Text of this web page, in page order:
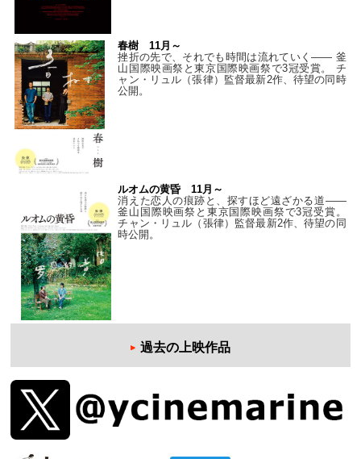
春樹 11月～
挫折の先で、それでも時間は流れていく—— 釜
山国際映画祭と東京国際映画祭で3冠受賞。 チ
ャン・リュル（張律）監督最新2作、待望の同時
公開。
ルオムの黄昏 11月～
消えた恋人の痕跡と、探すほど遠ざかる道——
釜山国際映画祭と東京国際映画祭で3冠受賞。
チャン・リュル（張律）監督最新2作、待望の同
時公開。
過去の上映作品